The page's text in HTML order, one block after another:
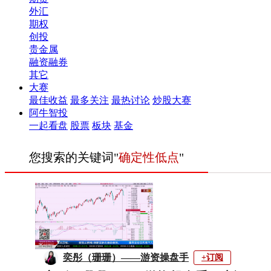
外汇
期权
创投
贵金属
融资融券
其它
大赛
最佳收益 最多关注 最热讨论 炒股大赛
阿牛智投
一起看盘 股票 板块 基金
您搜索的关键词"确定性低点"
奕彤（珊珊）——游资操盘手 +订阅